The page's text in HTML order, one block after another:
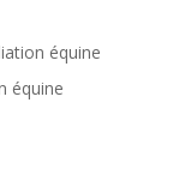
équine
équine